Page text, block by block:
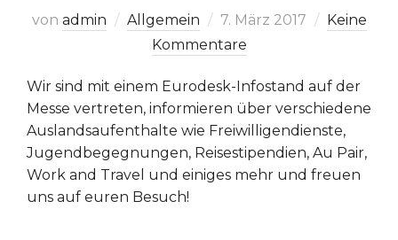
von admin Allgemein
Veröffentlicht
am
7. März 2017
Keine
Kommentare
Wir sind mit einem Eurodesk-Infostand auf der
Messe vertreten, informieren über verschiedene
Auslandsaufenthalte wie Freiwilligendienste,
Jugendbegegnungen, Reisestipendien, Au Pair,
Work and Travel und einiges mehr und freuen
uns auf euren Besuch!